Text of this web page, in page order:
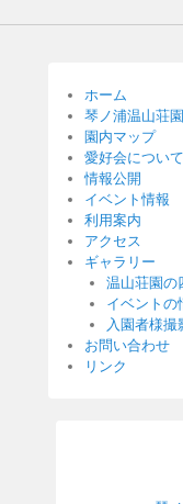
ホーム
琴ノ浦温山荘
園内マップ
愛好会について
情報公開
イベント情報
利用案内
アクセス
ギャラリー
温山荘園の
イベントの
入園者様撮
お問い合わせ
リンク